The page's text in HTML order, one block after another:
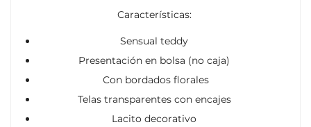
Características:
Sensual teddy
Presentación en bolsa (no caja)
Con bordados florales
Telas transparentes con encajes
Lacito decorativo